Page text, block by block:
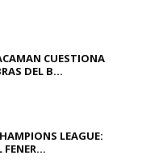
CUESTIONA
DEL B...
LEAGUE:
FENER...